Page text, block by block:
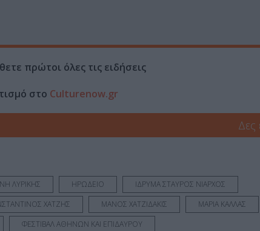
πρώτοι όλες τις ειδήσεις
στο Culturenow.gr
Δες
ΛΥΡΙΚΗΣ ΗΡΩΔΕΙΟ
ΙΔΡΥΜΑ ΣΤΑΥΡΟΣ ΝΙΑΡΧΟΣ
ΧΑΤΖΗΣ ΜΑΝΟΣ ΧΑΤΖΙΔΑΚΙΣ
ΜΑΡΙΑ ΚΑΛΛΑΣ
ΦΕΣΤΙΒΑΛ ΑΘΗΝΩΝ ΚΑΙ ΕΠΙΔΑΥΡΟΥ